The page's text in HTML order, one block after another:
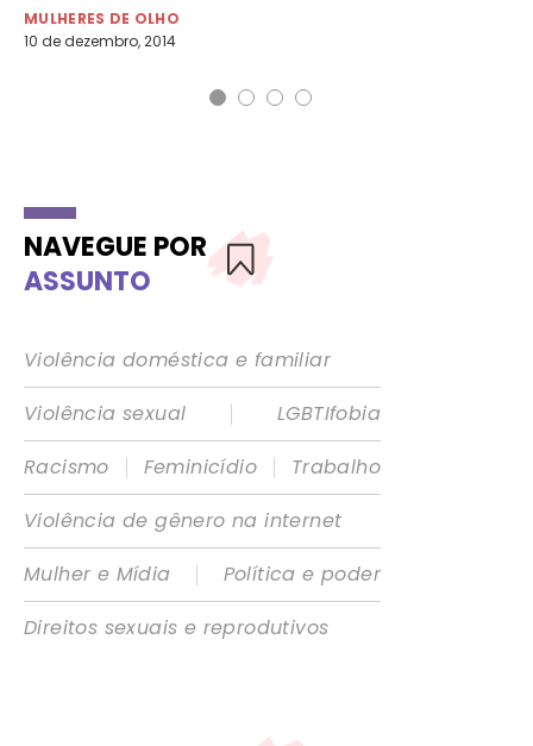
MULHERES DE OLHO
10 de dezembro, 2014
NAVEGUE POR
ASSUNTO
Violência doméstica e familiar
Violência sexual
|
LGBTIfobia
Racismo
| Feminicídio |
Trabalho
Violência de gênero na internet
Mulher e Mídia
|
Política e poder
Direitos sexuais e reprodutivos